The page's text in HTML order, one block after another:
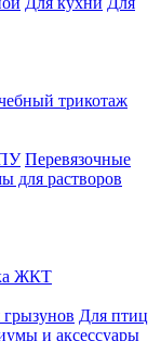
трикотаж
Перевязочные
для растворов
ЖКТ
грызунов Для птиц
и аксессуары